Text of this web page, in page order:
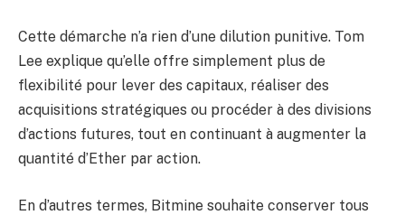
Cette démarche n’a rien d’une dilution punitive. Tom
Lee explique qu’elle offre simplement plus de
flexibilité pour lever des capitaux, réaliser des
acquisitions stratégiques ou procéder à des divisions
d’actions futures, tout en continuant à augmenter la
quantité d’Ether par action.
En d’autres termes, Bitmine souhaite conserver tous